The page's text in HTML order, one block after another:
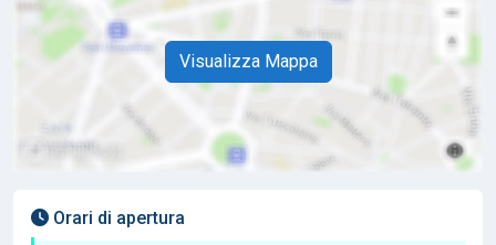
Visualizza Mappa
Orari di apertura